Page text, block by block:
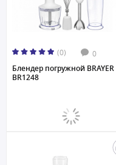
(0) 0
Блендер погружной BRAYER
BR1248